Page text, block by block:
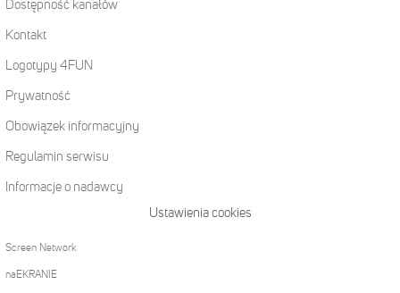
Dostępność kanałów
Kontakt
Logotypy 4FUN
Prywatność
Obowiązek informacyjny
Regulamin serwisu
Informacje o nadawcy
Ustawienia cookies
Screen Network
naEKRANIE